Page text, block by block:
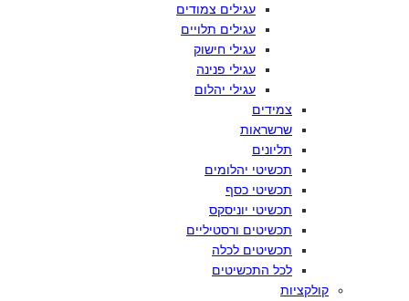
עגילים צמודים
עגילים תלויים
עגילי חישוק
עגילי פנינה
עגילי יהלום
צמידים
שרשראות
תליונים
תכשיטי יהלומים
תכשיטי כסף
תכשיטי יוניסקס
תכשיטים ורסטיליים
תכשיטים לכלה
לכל התכשיטים
קולקציות